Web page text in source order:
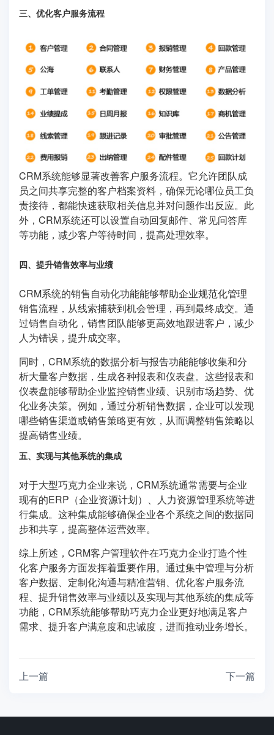
三、优化客户服务流程
CRM系统能够显著改善客户服务流程。它允许团队成
员之间共享完整的客户档案资料，确保无论哪位员工负
责接待，都能快速获取相关信息并对问题作出反应。此
外，CRM系统还可以设置自动回复邮件、常见问答库
等功能，减少客户等待时间，提高处理效率。
四、提升销售效率与业绩
CRM系统的销售自动化功能能够帮助企业规范化管理
销售流程，从线索捕获到机会管理，再到最终成交。通
过销售自动化，销售团队能够更高效地跟进客户，减少
人为错误，提升成交率。
同时，CRM系统的数据分析与报告功能能够收集和分
析大量客户数据，生成各种报表和仪表盘。这些报表和
仪表盘能够帮助企业监控销售业绩、识别市场趋势、优
化业务决策。例如，通过分析销售数据，企业可以发现
哪些销售渠道或销售策略更有效，从而调整销售策略以
提高销售业绩。
五、实现与其他系统的集成
对于大型巧克力企业来说，CRM系统通常需要与企业
现有的ERP（企业资源计划）、人力资源管理系统等进
行集成。这种集成能够确保企业各个系统之间的数据同
步和共享，提高整体运营效率。
综上所述，CRM客户管理软件在巧克力企业打造个性
化客户服务方面发挥着重要作用。通过集中管理与分析
客户数据、定制化沟通与精准营销、优化客户服务流
程、提升销售效率与业绩以及实现与其他系统的集成等
功能，CRM系统能够帮助巧克力企业更好地满足客户
需求、提升客户满意度和忠诚度，进而推动业务增长。
上一篇 下一篇